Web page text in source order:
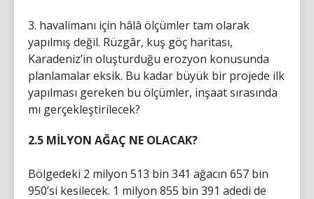
3. havalimanı için hâlâ ölçümler tam olarak
yapılmış değil. Rüzgâr, kuş göç haritası,
Karadeniz’in oluşturduğu erozyon konusunda
planlamalar eksik. Bu kadar büyük bir projede ilk
yapılması gereken bu ölçümler, inşaat sırasında
mı gerçekleştirilecek?
2.5 MİLYON AĞAÇ NE OLACAK?
Bölgedeki 2 milyon 513 bin 341 ağacın 657 bin
950’si kesilecek. 1 milyon 855 bin 391 adedi de